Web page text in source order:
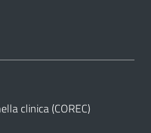
clinica (COREC)